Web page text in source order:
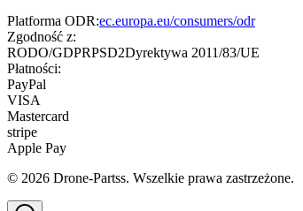
Platforma ODR:ec.europa.eu/consumers/odr
Zgodność z:
RODO/GDPRPSD2Dyrektywa 2011/83/UE
Płatności:
PayPal
VISA
Mastercard
stripe
Apple Pay
© 2026 Drone-Partss. Wszelkie prawa zastrzeżone.